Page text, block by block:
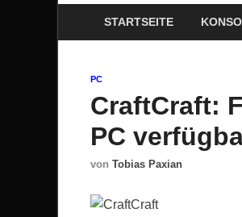
STARTSEITE
PC
CraftCraft:
PC
von Tobias Paxian